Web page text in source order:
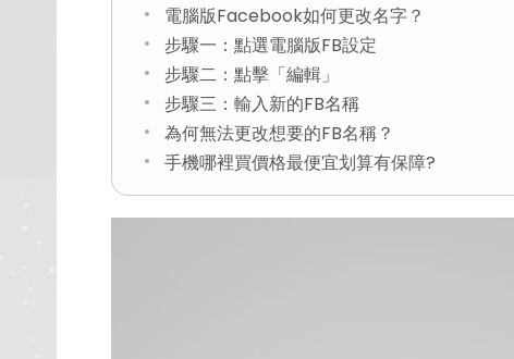
電腦版Facebook如何更改名字？
步驟一：點選電腦版FB設定
步驟二：點擊「編輯」
步驟三：輸入新的FB名稱
為何無法更改想要的FB名稱？
手機哪裡買價格最便宜划算有保障?